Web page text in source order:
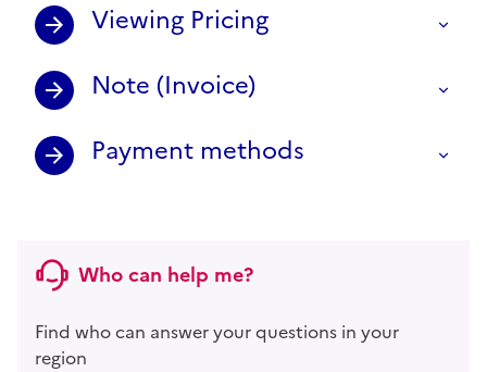
Viewing Pricing
Note (Invoice)
Payment methods
Who can help me?
Find who can answer your questions in your
region